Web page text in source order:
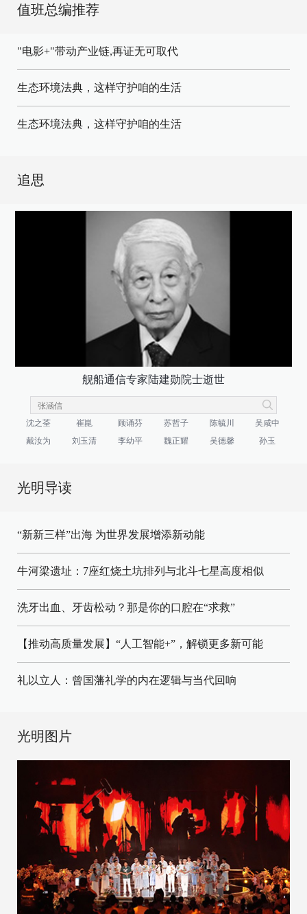
值班总编推荐
"电影+"带动产业链,再证无可取代
生态环境法典，这样守护咱的生活
生态环境法典，这样守护咱的生活
追思
舰船通信专家陆建勋院士逝世
沈之荃 崔崑 顾诵芬 苏哲子 陈毓川
吴咸中
戴汝为
刘玉清 李幼平 魏正耀 吴德馨 孙玉
光明导读
“新新三样”出海 为世界发展增添新动能
牛河梁遗址：7座红烧土坑排列与北斗七星高度相似
洗牙出血、牙齿松动？那是你的口腔在“求救”
【推动高质量发展】“人工智能+”，解锁更多新可能
礼以立人：曾国藩礼学的内在逻辑与当代回响
光明图片